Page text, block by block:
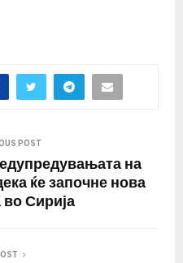
POST
на
ќе започне нова
Сирија